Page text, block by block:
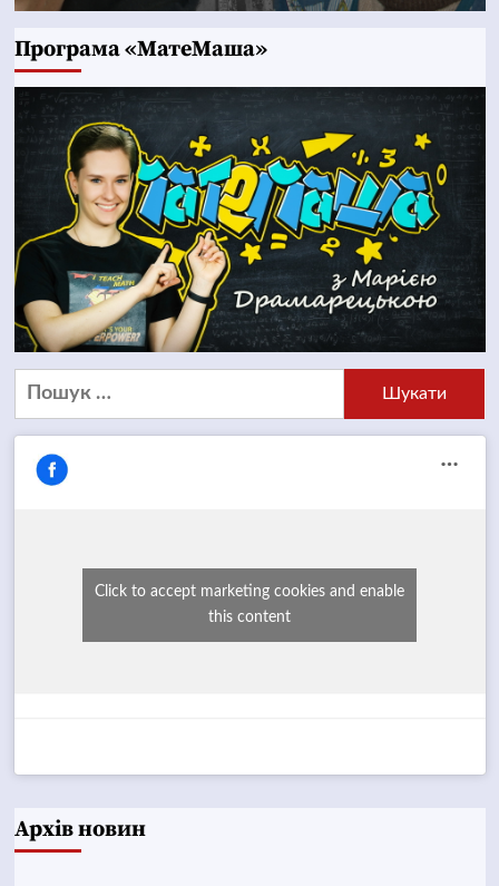
Програма «МатеМаша»
Пошук:
Click to accept marketing cookies and enable
this content
Архів новин